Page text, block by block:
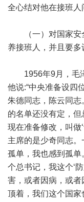
全心结对他在接班
（一）对国家安
养接班人，并且要
1956年9月，毛泽
他说:“中央准备设四
朱德同志，陈云同
的名单还没有定，但
现在准备修改，叫做
主席的是少奇同志
孤单，我也感到孤
个总书记，我这个‘
害，或者因病，或者
顶着，我们这个国